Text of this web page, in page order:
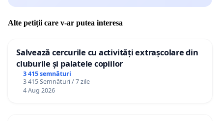
Alte petiții care v-ar putea interesa
Salvează cercurile cu activități extrașcolare din
cluburile și palatele copiilor
3 415 semnături
3 415 Semnături / 7 zile
4 Aug 2026